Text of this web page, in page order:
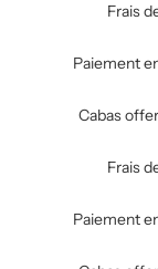
Frais
Paiement
Cabas
Frais
Paiement